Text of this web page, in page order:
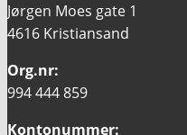
Jørgen Moes gate 1
4616 Kristiansand
Org.nr:
994 444 859
Kontonummer: